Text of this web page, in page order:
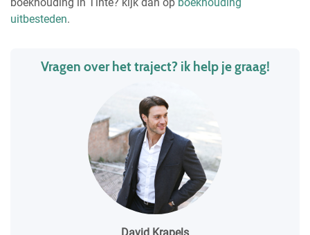
uitbesteden.
Vragen over het traject? ik help je graag!